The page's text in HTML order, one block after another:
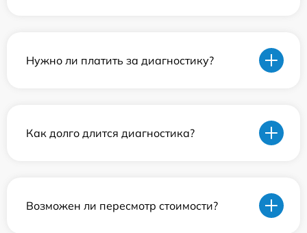
Нужно ли платить за диагностику?
Как долго длится диагностика?
Возможен ли пересмотр стоимости?